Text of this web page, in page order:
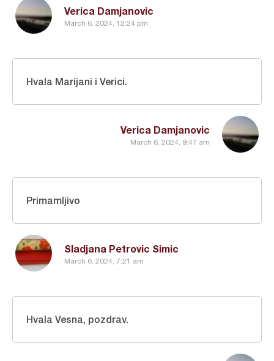
Verica Damjanovic
March 6, 2024, 12:24 pm
Verica Damjanovic
March 6, 2024, 9:47 am
Hvala Marijani i Verici.
Sladjana Petrovic Simic
March 6, 2024, 7:21 am
Primamljivo
Hvala Vesna, pozdrav.